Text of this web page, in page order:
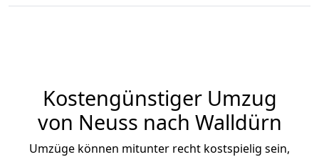
Kostengünstiger Umzug
von Neuss nach Walldürn
Umzüge können mitunter recht kostspielig sein,